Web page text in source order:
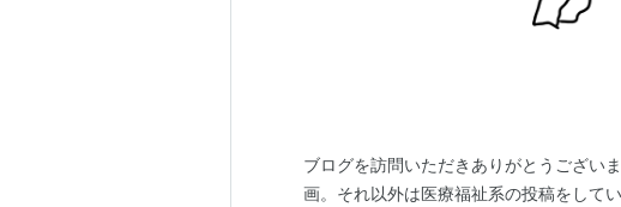
ブログを訪問いただきありがとうござい
画。それ以外は医療福祉系の投稿をして